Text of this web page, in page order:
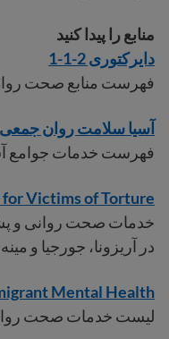
منابع را پیدا کنید
دایرکتوری 2-1-1
فهرست منابع صحت
آسیا سلامت روان جمعی
فهرست خدمات جوامع
Victims of Torture
خدمات صحت روانی و
در آریزونا، جورجیا و
Mental Health
لیست خدمات صحت روانی